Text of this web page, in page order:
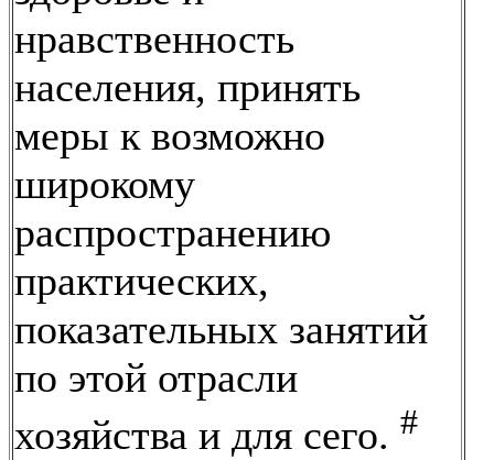
нравственность
населения, принять
меры к возможно
широкому
распространению
практических,
показательных занятий
по этой отрасли
хозяйства и для сего. #